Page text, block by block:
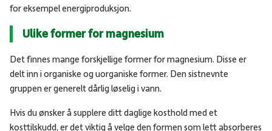
for eksempel energiproduksjon.
Ulike former for magnesium
Det finnes mange forskjellige former for magnesium. Disse er
delt inn i organiske og uorganiske former. Den sistnevnte
gruppen er generelt dårlig løselig i vann.
Hvis du ønsker å supplere ditt daglige kosthold med et
kosttilskudd, er det viktig å velge den formen som lett absorberes